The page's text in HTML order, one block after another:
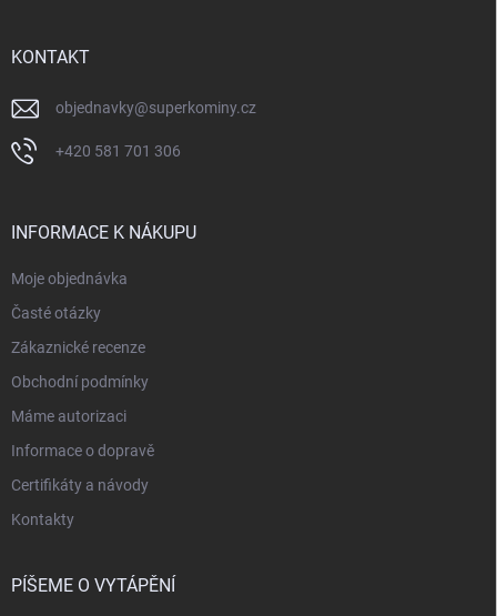
KONTAKT
objednavky@superkominy.cz
+420 581 701 306
INFORMACE K NÁKUPU
Moje objednávka
Časté otázky
Zákaznické recenze
Obchodní podmínky
Máme autorizaci
Informace o dopravě
Certifikáty a návody
Kontakty
PÍŠEME O VYTÁPĚNÍ